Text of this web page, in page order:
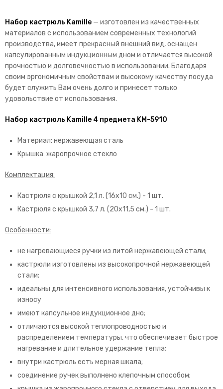
Набор кастрюль Kamille — изготовлен из качественных
материалов с использованием современных технологий
производства, имеет прекрасный внешний вид, оснащен
капсулированным индукционным дном и отличается высокой
прочностью и долговечностью в использовании. Благодаря
своим эргономичным свойствам и высокому качеству посуда
будет служить Вам очень долго и принесет только
удовольствие от использования.
Набор кастрюль Kamille 4 предмета KM-5910
Материал: нержавеющая сталь
Крышка: жаропрочное стекло
Комплектация:
Кастрюля с крышкой 2,1 л. (16х10 см.) - 1 шт.
Кастрюля с крышкой 3,7 л. (20х11,5 см.) - 1 шт.
Особенности:
не нагревающиеся ручки из литой нержавеющей стали;
кастрюли изготовлены из высокопрочной нержавеющей
стали;
идеальны для интенсивного использования, устойчивы к
износу
имеют капсульное индукционное дно;
отличаются высокой теплопроводностью и
распределением температуры, что обеспечивает быстрое
нагревание и длительное удержание тепла;
внутри кастрюль есть мерная шкала;
соединение ручек выполнено клепочным способом;